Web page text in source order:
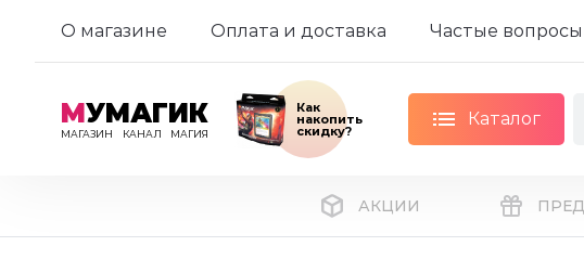
О магазине Оплата и доставка Частые вопросы
МУМАГИК
МАГАЗИН КАНАЛ МАГИЯ
Как
накопить
скидку?
Каталог
АКЦИИ